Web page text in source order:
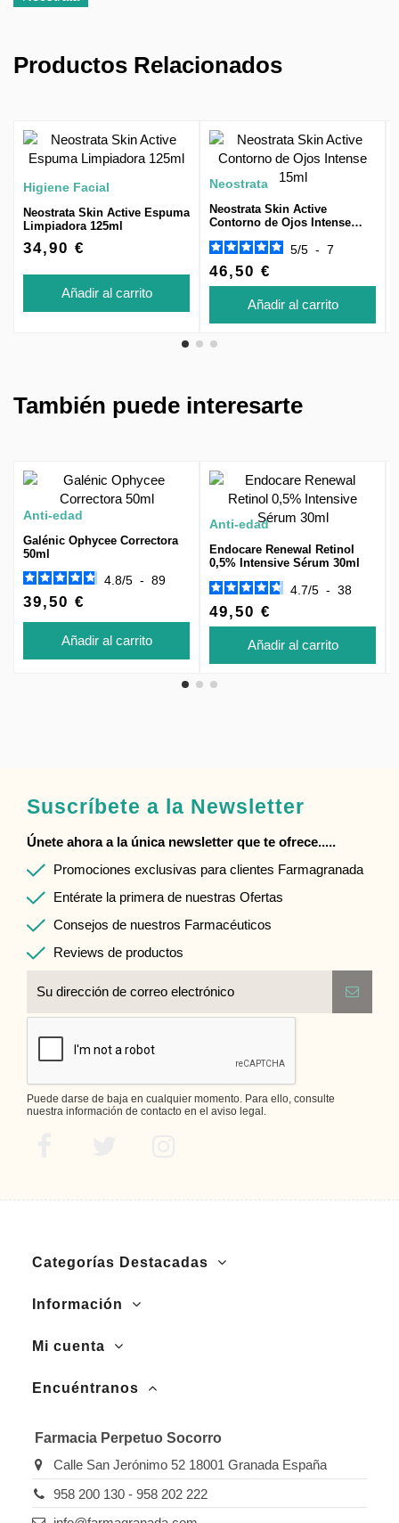
Productos Relacionados
Higiene Facial
Neostrata Skin Active Espuma
Limpiadora 125ml
34,90 €
Añadir al carrito
Neostrata
Neostrata Skin Active
Contorno de Ojos Intense
5/5 - 7
46,50 €
Añadir al carrito
También puede interesarte
Anti-edad
Galénic Ophycee Correctora
50ml
4.8/5 - 89
39,50 €
Añadir al carrito
Anti-edad
Endocare Renewal Retinol
0,5% Intensive Sérum 30ml
4.7/5 - 38
49,50 €
Añadir al carrito
Suscríbete a la Newsletter
Únete ahora a la única newsletter que te ofrece.....
Promociones exclusivas para clientes Farmagranada
Entérate la primera de nuestras Ofertas
Consejos de nuestros Farmacéuticos
Reviews de productos
Puede darse de baja en cualquier momento. Para ello, consulte
nuestra información de contacto en el aviso legal.
Categorías Destacadas
Información
Mi cuenta
Encuéntranos
Farmacia Perpetuo Socorro
Calle San Jerónimo 52 18001 Granada España
958 200 130 - 958 202 222